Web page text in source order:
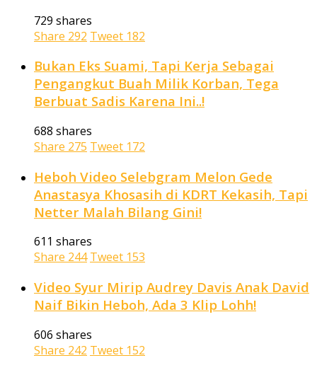
729 shares
Share 292 Tweet 182
Bukan Eks Suami, Tapi Kerja Sebagai
Pengangkut Buah Milik Korban, Tega
Berbuat Sadis Karena Ini..!
688 shares
Share 275 Tweet 172
Heboh Video Selebgram Melon Gede
Anastasya Khosasih di KDRT Kekasih, Tapi
Netter Malah Bilang Gini!
611 shares
Share 244 Tweet 153
Video Syur Mirip Audrey Davis Anak David
Naif Bikin Heboh, Ada 3 Klip Lohh!
606 shares
Share 242 Tweet 152